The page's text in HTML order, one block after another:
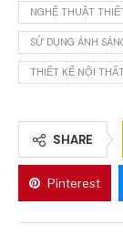
NGHỆ THUẬT
SỬ DỤNG ÁNH
THIẾT KẾ NỘI
SHARE
Pinterest